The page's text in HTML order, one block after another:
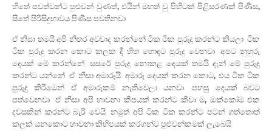
හිතේ පවත්වන්ට පුළුවන් වුණත්, එයින් මහත් වු පිහිටක් පිළිසරණක් පිණිස,
සිතේ පිරිසිදුභාවය පිණිස පවතිනවා.
ඒ නිසා තමයි අපි නිතර අවවාද කරන්නේ ටික ටික පුරුදු කරන්ට කියලා. ටික
ටික පුරුදු කරන කොට කලක දී හිත හොඳට පුරුදු වෙනවා. අපට නුහුරු
දෙයක් මේ කරන්නේ. සසරේ පුරුදු නොකළ දෙයක් තමයි දැන් මේ පුරුදු
කරන්ට යන්නේ. ඒ නිසා අමාරුයි. අමාරු දෙයක් කරන කොට, එය ටික ටික
පුරුදු කිරීමෙන් ඒ අමාරුකම් නැතිවෙලා යනවා. පහසු දෙයක් බවට
පත්වෙනවා. ඒ නිසා අපි භාවනා කීපයක් කරන්ට කීවා ම, ඔක්කෝම එක
දවසකින් කරන්ට බැරි වෙයි. නමුත් අපි ටික ටික කරන්ට පටන් ගත්තොත්
කලක් යනකොට භාවනා කිහිපයක් කරගන්ට පුළුවන්කමක් ලැබෙයි.